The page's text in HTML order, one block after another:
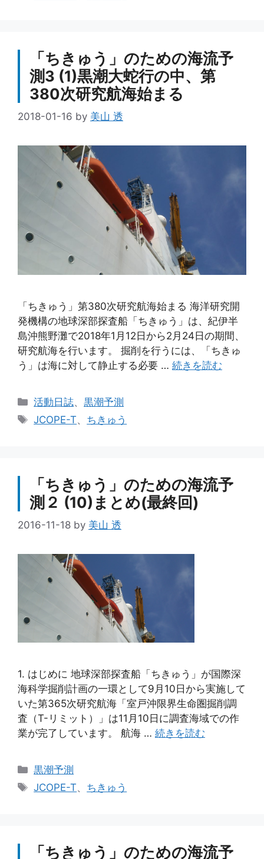
「ちきゅう」のための海流予
測3 (1)黒潮大蛇行の中、第
380次研究航海始まる
2018-01-16 by 美山 透
「ちきゅう」第380次研究航海始まる 海洋研究開
発機構の地球深部探査船「ちきゅう」は、紀伊半
島沖熊野灘で2018年1月12日から2月24日の期間、
研究航海を行います。 掘削を行うには、「ちきゅ
う」は海に対して静止する必要 … 続きを読む
カ
テ
活動日誌、黒潮予測
タ
JCOPE-T、 ちきゅう
「ちきゅう」のための海流予
測２ (10)まとめ(最終回)
2016-11-18 by 美山 透
1. はじめに 地球深部探査船「ちきゅう」が国際深
海科学掘削計画の一環として9月10日から実施して
いた第365次研究航海「室戸沖限界生命圏掘削調
査（T-リミット）」は11月10日に調査海域での作
業が完了しています。 航海 … 続きを読む
カ
テ
黒潮予測
タ
JCOPE-T、 ちきゅう
「ちきゅう」のための海流予